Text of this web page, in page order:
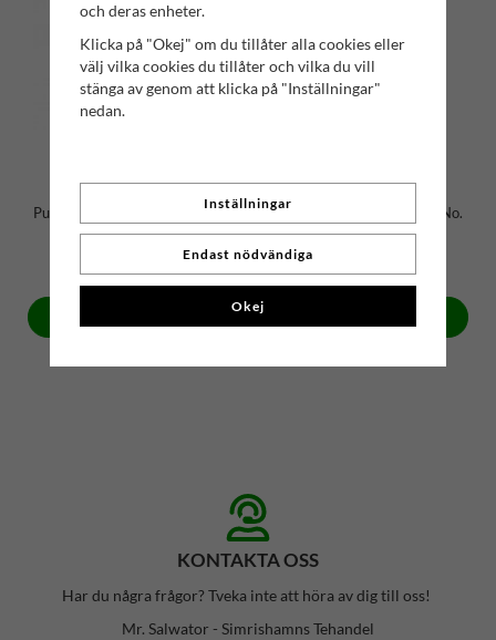
Pu Erh Chai Masala | No. 137
Rooibos Blåbär & Fänkål | No.
141
KONTAKTA OSS
Har du några frågor? Tveka inte att höra av dig till oss!
Mr. Salwator - Simrishamns Tehandel
och deras enheter.
Klicka på "Okej" om du tillåter alla cookies eller
välj vilka cookies du tillåter och vilka du vill
stänga av genom att klicka på "Inställningar"
nedan.
Inställningar
Endast nödvändiga
Okej